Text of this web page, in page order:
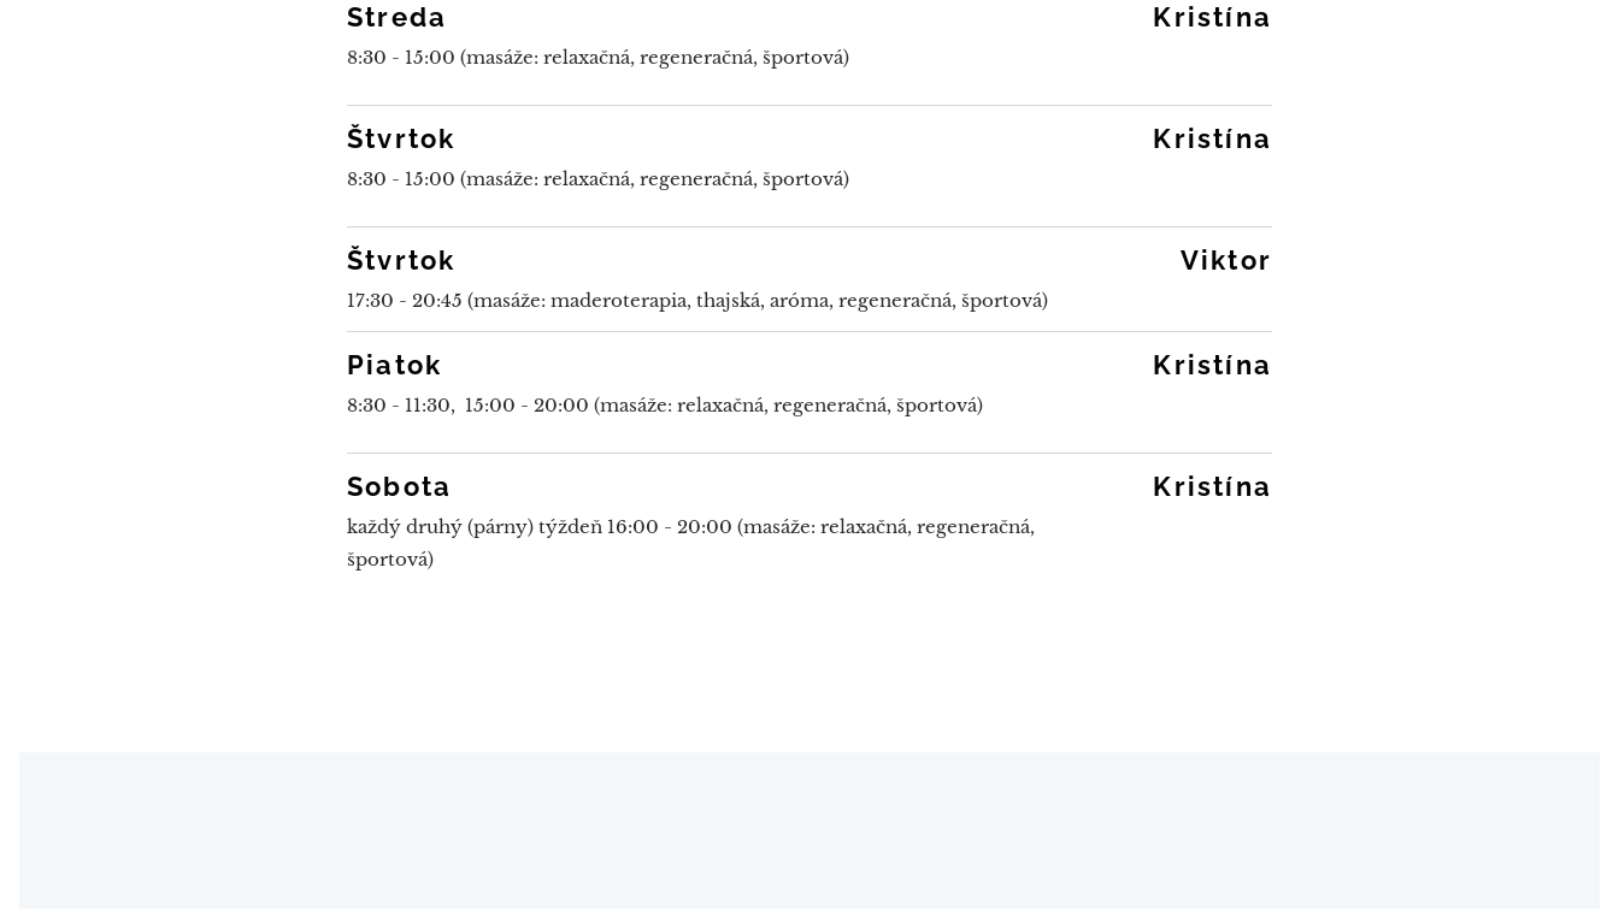
Streda
8:30 - 15:00 (masáže: relaxačná, regeneračná, športová)
Kristína
Štvrtok
8:30 - 15:00 (masáže: relaxačná, regeneračná, športová)
Kristína
Štvrtok
17:30 - 20:45 (masáže: maderoterapia, thajská, aróma, regeneračná, športová)
Viktor
Piatok
8:30 - 11:30, 15:00 - 20:00 (masáže: relaxačná, regeneračná, športová)
Kristína
Sobota
každý druhý (párny) týždeň 16:00 - 20:00 (masáže: relaxačná, regeneračná,
športová)
Kristína